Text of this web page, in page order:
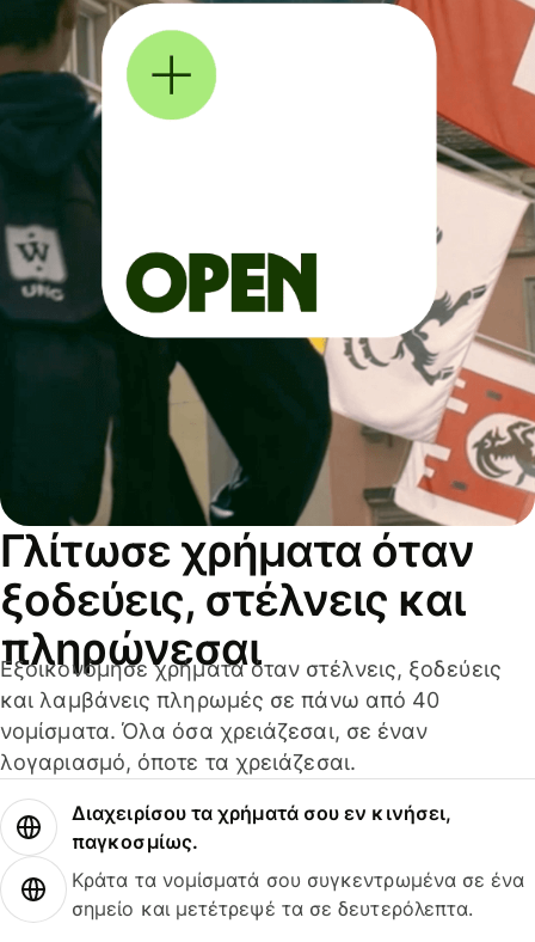
Γλίτωσε χρήματα όταν
ξοδεύεις, στέλνεις και
πληρώνεσαι
Εξοικονόμησε χρήματα όταν στέλνεις, ξοδεύεις
και λαμβάνεις πληρωμές σε πάνω από 40
νομίσματα. Όλα όσα χρειάζεσαι, σε έναν
λογαριασμό, όποτε τα χρειάζεσαι.
Διαχειρίσου τα χρήματά σου εν κινήσει,
παγκοσμίως.
Κράτα τα νομίσματά σου συγκεντρωμένα σε ένα
σημείο και μετέτρεψέ τα σε δευτερόλεπτα.